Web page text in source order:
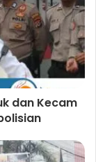
dan Kecam